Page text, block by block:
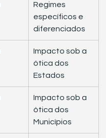
​Regimes
específicos e
diferenciados
​Impacto sob a
ótica dos
Estados
​Impacto sob a
ótica dos
Municípios